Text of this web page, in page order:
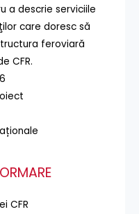
a descrie serviciile
care doresc să
feroviară
CFR.
CFR